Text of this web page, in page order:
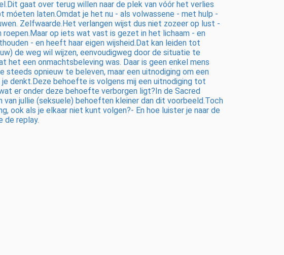
gaat over terug willen naar de plek van vóór het verlies
móeten laten.Omdat je het nu - als volwassene - met hulp -
Zelfwaarde.Het verlangen wijst dus niet zozeer op lust -
op iets wat vast is gezet in het lichaam - en
- en heeft haar eigen wijsheid.Dat kan leiden tot
de weg wil wijzen, eenvoudigweg door de situatie te
het een onmachtsbeleving was. Daar is geen enkel mens
steeds opnieuw te beleven, maar een uitnodiging om een
denkt.Deze behoefte is volgens mij een uitnodiging tot
er onder deze behoefte verborgen ligt?In de Sacred
jullie (seksuele) behoeften kleiner dan dit voorbeeld.Toch
ook als je elkaar niet kunt volgen?- En hoe luister je naar de
de replay.